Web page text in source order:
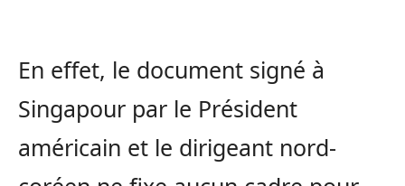
En effet, le document signé à
Singapour par le Président
américain et le dirigeant nord-